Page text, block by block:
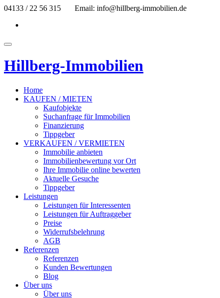
Skip
content
04133 / 22 56 315 Email: info@hillberg-immobilien.de
Toggle
Hillberg-Immobilien
Home
KAUFEN / MIETEN
Kaufobjekte
Suchanfrage für Immobilien
Finanzierung
Tippgeber
VERKAUFEN / VERMIETEN
Immobilie anbieten
Immobilienbewertung vor Ort
Ihre Immobilie online bewerten
Aktuelle Gesuche
Tippgeber
Leistungen
Leistungen für Interessenten
Leistungen für Auftraggeber
Preise
Widerrufsbelehrung
AGB
Referenzen
Referenzen
Kunden Bewertungen
Blog
Über uns
Über uns